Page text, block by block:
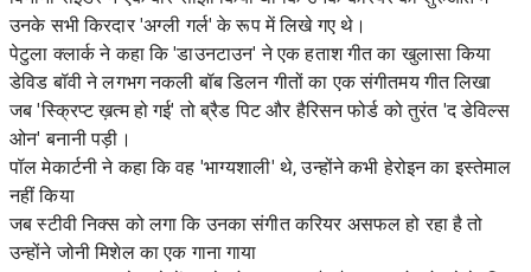
उनके सभी किरदार 'अग्ली गर्ल' के रूप में लिखे गए थे।
पेटुला क्लार्क ने कहा कि 'डाउनटाउन' ने एक हताश गीत का खुलासा किया
डेविड बॉवी ने लगभग नकली बॉब डिलन गीतों का एक संगीतमय गीत लिखा
जब 'स्क्रिप्ट ख़त्म हो गई' तो ब्रैड पिट और हैरिसन फोर्ड को तुरंत 'द डेविल्स
ओन' बनानी पड़ी।
पॉल मेकार्टनी ने कहा कि वह 'भाग्यशाली' थे, उन्होंने कभी हेरोइन का इस्तेमाल
नहीं किया
जब स्टीवी निक्स को लगा कि उनका संगीत करियर असफल हो रहा है तो
उन्होंने जोनी मिशेल का एक गाना गाया